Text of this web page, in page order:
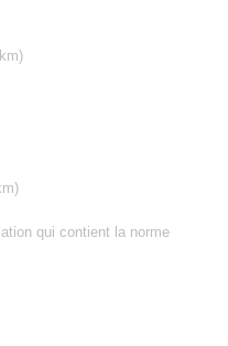
qui contient la norme